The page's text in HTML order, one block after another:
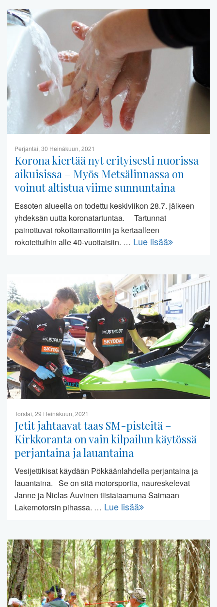
Perjantai, 30 Heinäkuun, 2021
Korona kiertää nyt erityisesti nuorissa
aikuisissa – Myös Metsälinnassa on
voinut altistua viime sunnuntaina
Essoten alueella on todettu keskiviikon 28.7. jälkeen
yhdeksän uutta koronatartuntaa. Tartunnat
painottuvat rokottamattomiin ja kertaalleen
rokotettuihin alle 40-vuotiaisiin. … Lue lisää
Torstai, 29 Heinäkuun, 2021
Jetit jahtaavat taas SM-pisteitä –
Kirkkoranta on vain kilpailun käytössä
perjantaina ja lauantaina
Vesijettikisat käydään Pökkäänlahdella perjantaina ja
lauantaina. Se on sitä motorsportia, naureskelevat
Janne ja Niclas Auvinen tiistaiaamuna Saimaan
Lakemotorsin pihassa. … Lue lisää